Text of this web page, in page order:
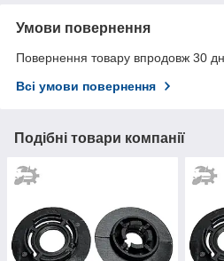
Умови повернення
Повернення товару впродовж 30
Всі умови повернення
Подібні товари компанії